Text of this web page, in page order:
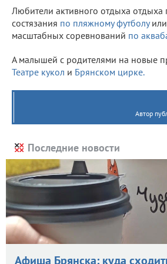
Любители активного отдыха отдыха
состязания по пляжному футболуили
масштабных соревнований по
А малышей с родителями на новые
Театре кукол и Брянском цирке.
Автор
Последние новости
Афиша Брянска: куда